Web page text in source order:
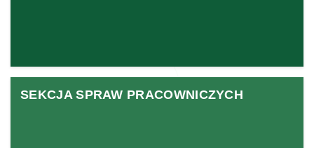
SEKCJA SPRAW PRACOWNICZYCH